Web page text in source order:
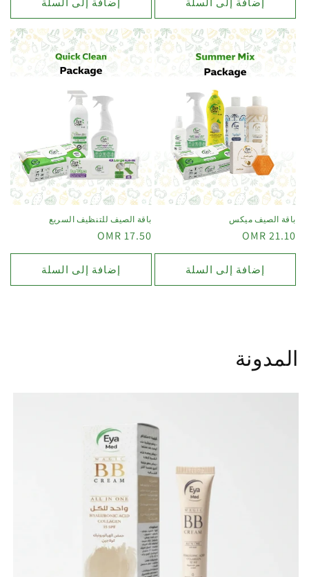
باقة الصيف للتنظيف السريع
17.50 OMR
إضافة إلى السلة
باقة الصيف ميكس
21.10 OMR
إضافة إلى السلة
المدونة